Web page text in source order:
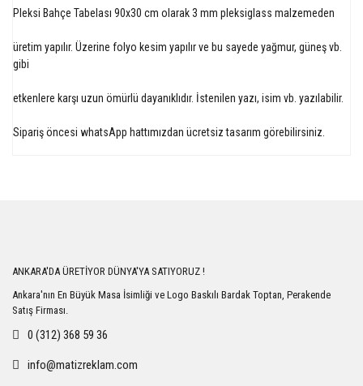
Pleksi Bahçe Tabelası 90x30 cm olarak 3 mm pleksiglass malzemeden
üretim yapılır. Üzerine folyo kesim yapılır ve bu sayede yağmur, güneş vb.
gibi
etkenlere karşı uzun ömürlü dayanıklıdır. İstenilen yazı, isim vb. yazılabilir.
Sipariş öncesi whatsApp hattımızdan ücretsiz tasarım görebilirsiniz.
ANKARA'DA ÜRETİYOR DÜNYA'YA SATIYORUZ !
Ankara'nın En Büyük Masa İsimliği ve Logo Baskılı Bardak Toptan, Perakende
Satış Firması.
0 (312) 368 59 36
info@matizreklam.com